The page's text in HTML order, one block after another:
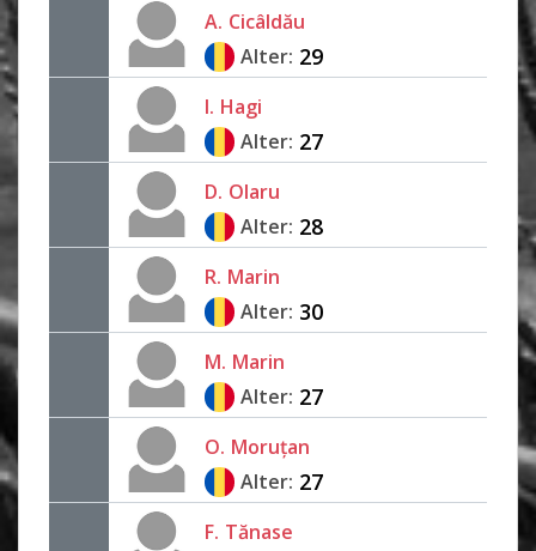
A. Cicâldău
Alter: 29
I. Hagi
Alter: 27
D. Olaru
Alter: 28
R. Marin
Alter: 30
M. Marin
Alter: 27
O. Moruțan
Alter: 27
F. Tănase